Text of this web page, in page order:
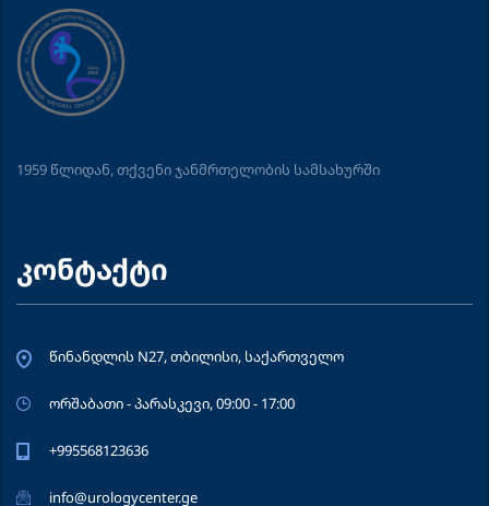
1959 წლიდან, თქვენი ჯანმრთელობის სამსახურში
კონტაქტი
წინანდლის N27, თბილისი, საქართველო
ორშაბათი - პარასკევი, 09:00 - 17:00
+995568123636
info@urologycenter.ge